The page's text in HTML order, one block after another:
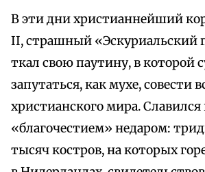
В эти дни христианнейший
II, страшный «Эскуриальский
ткал свою паутину, в которой
запутаться, как мухе, совести
христианского мира.
«благочестием» недаром:
тысяч костров, на которых